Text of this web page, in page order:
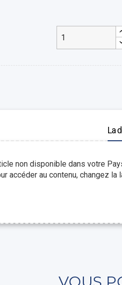
La
non disponible dans votre
accéder au contenu, changez la